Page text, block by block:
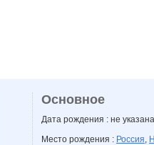
Основное
Дата рождения : не указана
Место рождения : Россия,